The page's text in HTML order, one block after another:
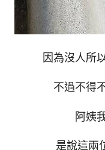
因為沒人所
不過不得
阿姨
是說這兩